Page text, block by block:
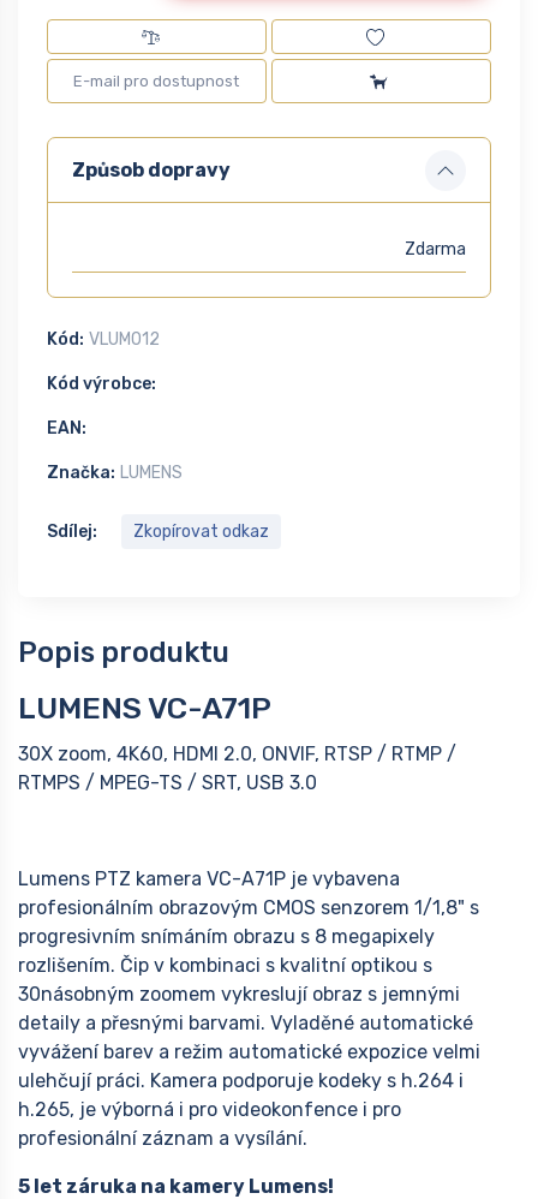
Způsob dopravy
Zdarma
Kód: VLUM012
Kód výrobce:
EAN:
Značka: LUMENS
Sdílej: Zkopírovat odkaz
Popis produktu
LUMENS VC-A71P
30X zoom, 4K60, HDMI 2.0, ONVIF, RTSP / RTMP /
RTMPS / MPEG-TS / SRT, USB 3.0
Lumens PTZ kamera VC-A71P je vybavena
profesionálním obrazovým CMOS senzorem 1/1,8" s
progresivním snímáním obrazu s 8 megapixely
rozlišením. Čip v kombinaci s kvalitní optikou s
30násobným zoomem vykreslují obraz s jemnými
detaily a přesnými barvami. Vyladěné automatické
vyvážení barev a režim automatické expozice velmi
ulehčují práci. Kamera podporuje kodeky s h.264 i
h.265, je výborná i pro videokonfence i pro
profesionální záznam a vysílání.
5 let záruka na kamery Lumens!